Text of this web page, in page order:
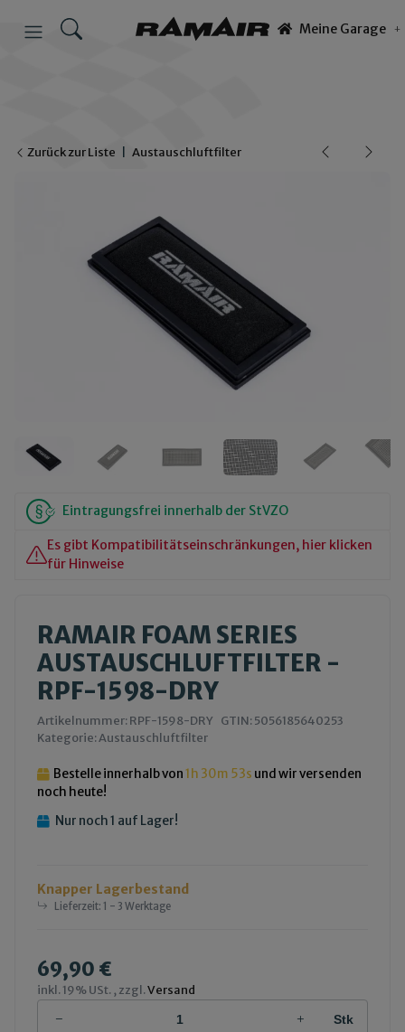
Meine Garage
Zurück zur Liste Austauschluftfilter
Eintragungsfrei innerhalb der StVZO
Es gibt Kompatibilitätseinschränkungen, hier klicken
für Hinweise
RAMAIR FOAM SERIES
AUSTAUSCHLUFTFILTER -
RPF-1598-DRY
Artikelnummer:RPF-1598-DRY GTIN:5056185640253
Kategorie:Austauschluftfilter
Bestelle innerhalb von1h 30m 53s und wir versenden
noch heute!
Nur noch 1 auf Lager!
Knapper Lagerbestand
Lieferzeit: 1 - 3 Werktage
69,90 €
inkl. 19% USt. , zzgl.Versand
Stk